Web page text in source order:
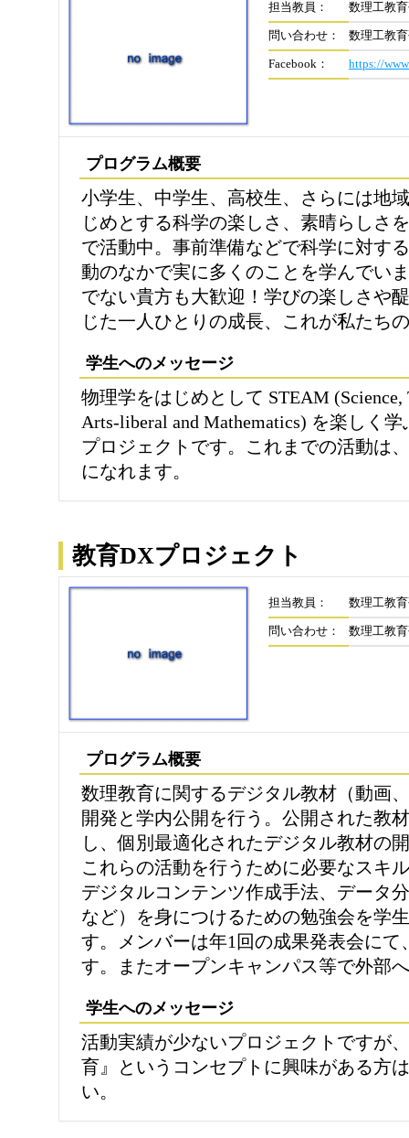
担当教員： 数理工教
問い合わせ： 数理工教
Facebook： https://
プログラム概要
小学生、中学生、高校生、さらには地
じめとする科学の楽しさ、素晴らしさ
で活動中。事前準備などで科学に対す
動のなかで実に多くのことを学んでい
でない貴方も大歓迎！学びの楽しさや
じた一人ひとりの成長、これが私たち
学生へのメッセージ
物理学をはじめとして STEAM (Science,
Arts-liberal and Mathematics) を楽しく
プロジェクトです。これまでの活動は
になれます。
教育DXプロジェクト
担当教員： 数理工教
問い合わせ： 数理工教
プログラム概要
数理教育に関するデジタル教材（動画
開発と学内公開を行う。公開された教
し、個別最適化されたデジタル教材の
これらの活動を行うために必要なスキ
デジタルコンテンツ作成手法、データ
など）を身につけるための勉強会を学
す。メンバーは年1回の成果発表会に
す。またオープンキャンパス等で外部
学生へのメッセージ
活動実績が少ないプロジェクトですが
育』というコンセプトに興味がある方
い。